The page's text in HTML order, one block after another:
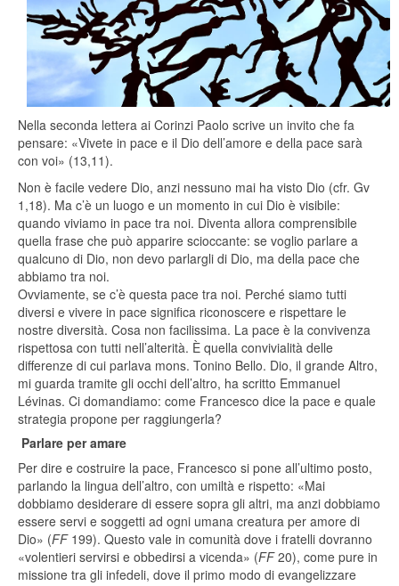
Nella seconda lettera ai Corinzi Paolo scrive un invito che fa
pensare: «Vivete in pace e il Dio dell’amore e della pace sarà
con voi» (13,11).
Non è facile vedere Dio, anzi nessuno mai ha visto Dio (cfr. Gv
1,18). Ma c’è un luogo e un momento in cui Dio è visibile:
quando viviamo in pace tra noi. Diventa allora comprensibile
quella frase che può apparire scioccante: se voglio parlare a
qualcuno di Dio, non devo parlargli di Dio, ma della pace che
abbiamo tra noi.
Ovviamente, se c’è questa pace tra noi. Perché siamo tutti
diversi e vivere in pace significa riconoscere e rispettare le
nostre diversità. Cosa non facilissima. La pace è la convivenza
rispettosa con tutti nell’alterità. È quella convivialità delle
differenze di cui parlava mons. Tonino Bello. Dio, il grande Altro,
mi guarda tramite gli occhi dell’altro, ha scritto Emmanuel
Lévinas. Ci domandiamo: come Francesco dice la pace e quale
strategia propone per raggiungerla?
Parlare per amare
Per dire e costruire la pace, Francesco si pone all’ultimo posto,
parlando la lingua dell’altro, con umiltà e rispetto: «Mai
dobbiamo desiderare di essere sopra gli altri, ma anzi dobbiamo
essere servi e soggetti ad ogni umana creatura per amore di
Dio» (FF199). Questo vale in comunità dove i fratelli dovranno
«volentieri servirsi e obbedirsi a vicenda» (FF20), come pure in
missione tra gli infedeli, dove il primo modo di evangelizzare